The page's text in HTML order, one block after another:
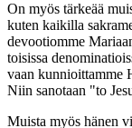
On myös tärkeää
kuten kaikilla
devootiomme
toisissa
vaan kunnioittamme
Niin sanotaan "to
Muista myös hänen